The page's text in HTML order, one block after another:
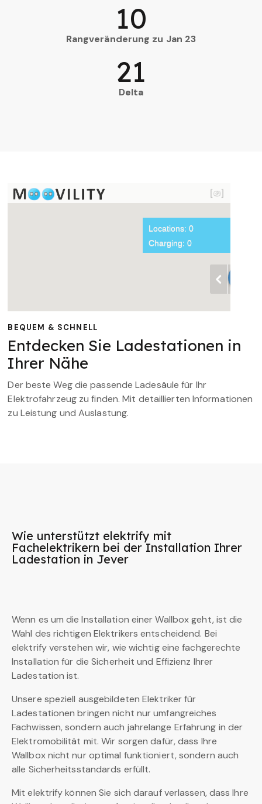
Rangveränderung zu Jan 23
10
Delta
21
BEQUEM & SCHNELL
Entdecken Sie Ladestationen in
Ihrer Nähe
Der beste Weg die passende Ladesäule für Ihr
Elektrofahrzeug zu finden. Mit detaillierten Informationen
zu Leistung und Auslastung.
Wie unterstützt elektrify mit
Fachelektrikern bei der Installation Ihrer
Ladestation in Jever
Wenn es um die Installation einer Wallbox geht, ist die
Wahl des richtigen Elektrikers entscheidend. Bei
elektrify verstehen wir, wie wichtig eine fachgerechte
Installation für die Sicherheit und Effizienz Ihrer
Ladestation ist.
Unsere speziell ausgebildeten Elektriker für
Ladestationen bringen nicht nur umfangreiches
Fachwissen, sondern auch jahrelange Erfahrung in der
Elektromobilität mit. Wir sorgen dafür, dass Ihre
Wallbox nicht nur optimal funktioniert, sondern auch
alle Sicherheitsstandards erfüllt.
Mit elektrify können Sie sich darauf verlassen, dass Ihre